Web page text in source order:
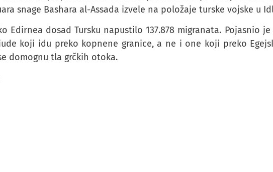
snage Bashara al-Assada izvele na položaje turske vojske u
Edirnea dosad Tursku napustilo 137.878 migranata. Pojasnio
koji idu preko kopnene granice, a ne i one koji preko
domognu tla grčkih otoka.